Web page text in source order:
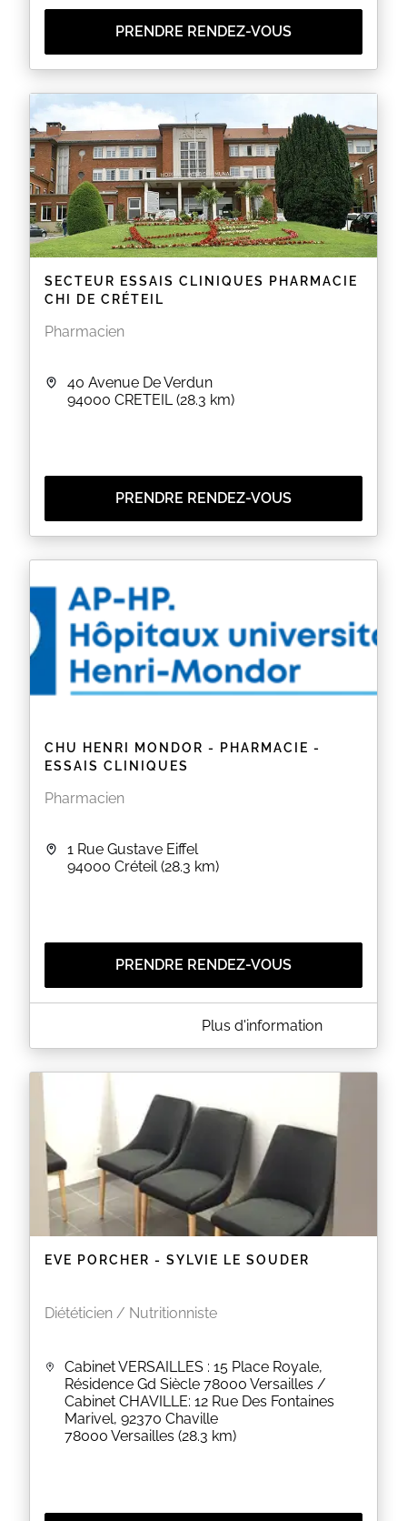
PRENDRE RENDEZ-VOUS
SECTEUR ESSAIS CLINIQUES PHARMACIE
CHI DE CRÉTEIL
Pharmacien
40 Avenue De Verdun
94000 CRETEIL (28.3 km)
PRENDRE RENDEZ-VOUS
CHU HENRI MONDOR - PHARMACIE -
ESSAIS CLINIQUES
Pharmacien
1 Rue Gustave Eiffel
94000 Créteil (28.3 km)
PRENDRE RENDEZ-VOUS
A PROPOS DE CHU HENRI MONDOR - PHARMACIE -
secteur des essais essais cliniques de la pharmacie
Pour les essais cliniques concernant la
radiopharmacie, merci de vous adresser à vos
interlocuteurs habituels.
EN SAVOIR PLUS
Plus d'information
EVE PORCHER - SYLVIE LE SOUDER
Diététicien / Nutritionniste
Cabinet VERSAILLES : 15 Place Royale,
Résidence Gd Siècle 78000 Versailles /
Cabinet CHAVILLE: 12 Rue Des Fontaines
Marivel, 92370 Chaville
78000 Versailles (28.3 km)